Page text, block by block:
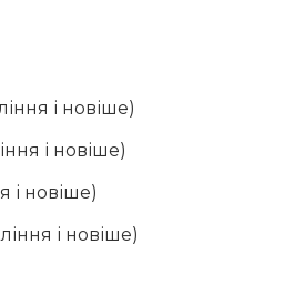
і новіше)
і новіше)
і новіше)
і новіше)